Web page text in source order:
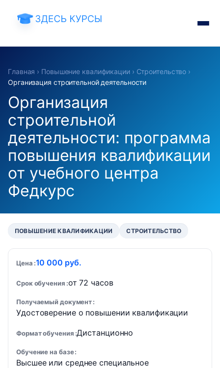
Главная › Повышение квалификации› Строительство ›
Организация строительной деятельности
Организация
строительной
деятельности: программа
повышения квалификации
от учебного центра
Федкурс
ПОВЫШЕНИЕ КВАЛИФИКАЦИИ СТРОИТЕЛЬСТВО
Цена 10 000 руб.
Срок обучения от 72 часов
Получаемый документ
Удостоверение о повышении квалификации
Формат обучения Дистанционно
Обучение на базе
Высшее или среднее специальное